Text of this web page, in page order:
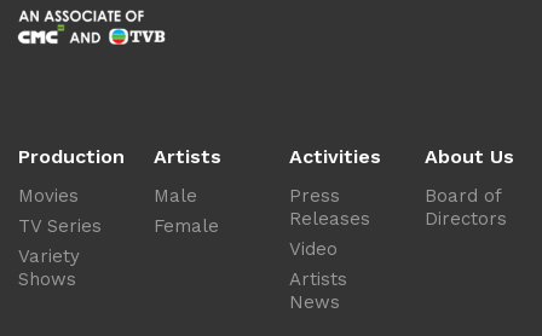
Production
Movies
TV Series
Variety
Shows
Artists
Male
Female
Activities
Press
Releases
Video
Artists
News
About Us
Board of
Directors